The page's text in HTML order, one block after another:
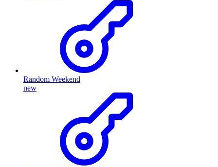
Random Weekend
new